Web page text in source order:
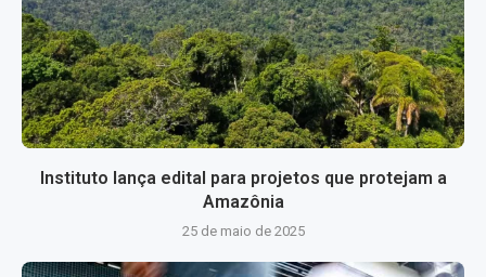
Instituto lança edital para projetos que protejam a
Amazônia
25 de maio de 2025